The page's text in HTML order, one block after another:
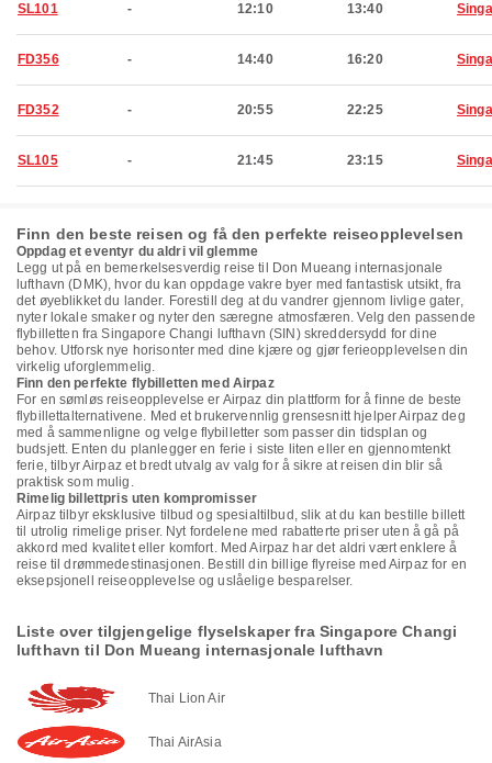
SL101 - 12:10 13:40
FD356 - 14:40 16:20
FD352 - 20:55 22:25
SL105 - 21:45 23:15
Finn den beste reisen og få den perfekte reiseopplevelsen
Oppdag et eventyr du aldri vil glemme
Legg ut på en bemerkelsesverdig reise til Don Mueang internasjonale
lufthavn (DMK), hvor du kan oppdage vakre byer med fantastisk utsikt, fra
det øyeblikket du lander. Forestill deg at du vandrer gjennom livlige gater,
nyter lokale smaker og nyter den særegne atmosfæren. Velg den passende
flybilletten fra Singapore Changi lufthavn (SIN) skreddersydd for dine
behov. Utforsk nye horisonter med dine kjære og gjør ferieopplevelsen din
virkelig uforglemmelig.
Finn den perfekte flybilletten med Airpaz
For en sømløs reiseopplevelse er Airpaz din plattform for å finne de beste
flybillettalternativene. Med et brukervennlig grensesnitt hjelper Airpaz deg
med å sammenligne og velge flybilletter som passer din tidsplan og
budsjett. Enten du planlegger en ferie i siste liten eller en gjennomtenkt
ferie, tilbyr Airpaz et bredt utvalg av valg for å sikre at reisen din blir så
praktisk som mulig.
Rimelig billettpris uten kompromisser
Airpaz tilbyr eksklusive tilbud og spesialtilbud, slik at du kan bestille billett
til utrolig rimelige priser. Nyt fordelene med rabatterte priser uten å gå på
akkord med kvalitet eller komfort. Med Airpaz har det aldri vært enklere å
reise til drømmedestinasjonen. Bestill din billige flyreise med Airpaz for en
eksepsjonell reiseopplevelse og uslåelige besparelser.
Liste over tilgjengelige flyselskaper fra Singapore Changi
lufthavn til Don Mueang internasjonale lufthavn
Thai Lion Air
Thai AirAsia